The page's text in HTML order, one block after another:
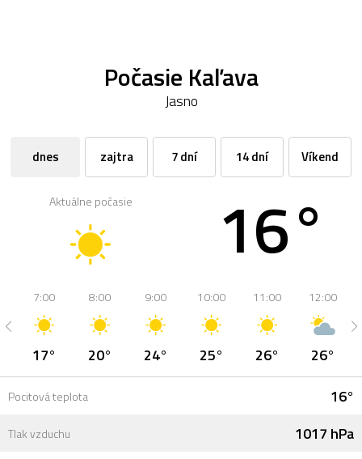
Počasie Kaľava
Jasno
dnes zajtra 7 dní 14 dní Víkend
Aktuálne počasie 16°
7:00
17°
8:00
20°
9:00
24°
10:00
25°
11:00
26°
12:00
26°
Pocitová teplota 16°
Tlak vzduchu 1017 hPa